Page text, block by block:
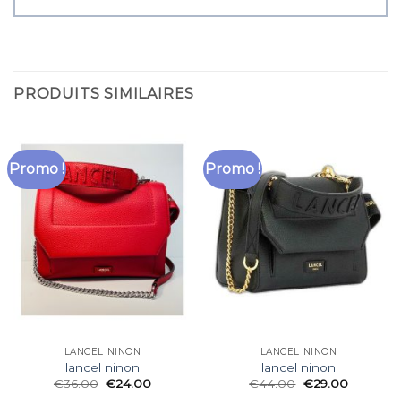
PRODUITS SIMILAIRES
Promo !
LANCEL NINON
lancel ninon
€36.00 €24.00
Promo !
LANCEL NINON
lancel ninon
€44.00 €29.00